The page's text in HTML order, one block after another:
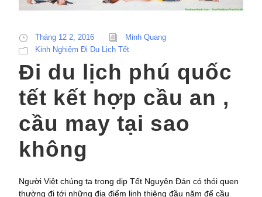
Tháng 12 2, 2016
Minh Quang
Kinh Nghiệm Đi Du Lịch Tết
Đi du lịch phú quốc
tết kết hợp cầu an ,
cầu may tại sao
không
Người Việt chúng ta trong dịp Tết Nguyên Đán có thói quen
thường đi tới những địa điểm linh thiêng đầu năm để cầu